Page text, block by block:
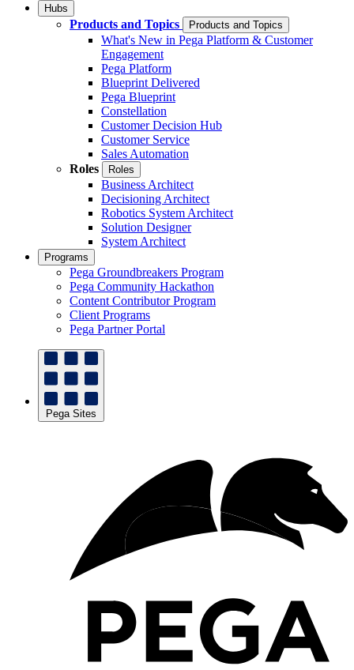
Hubs
Products and Topics Products and Topics
What's New in Pega Platform & Customer
Engagement
Pega Platform
Blueprint Delivered
Pega Blueprint
Constellation
Customer Decision Hub
Customer Service
Sales Automation
Roles
Roles
Business Architect
Decisioning Architect
Robotics System Architect
Solution Designer
System Architect
Programs
Pega Groundbreakers Program
Pega Community Hackathon
Content Contributor Program
Client Programs
Pega Partner Portal
Pega Sites